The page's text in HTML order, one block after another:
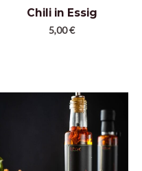
Chili in Essig
5,00€